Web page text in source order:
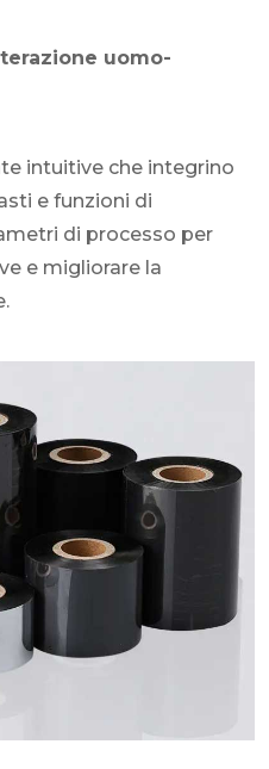
uomo-
intuitive che integrino
e funzioni di
di processo per
e migliorare la